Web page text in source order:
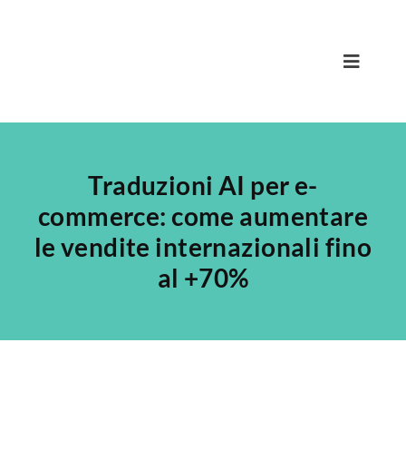
Toggle
Nicola
Team
Servizi
Blog
Traduzioni AI per e-
commerce: come aumentare
le vendite internazionali fino
al +70%